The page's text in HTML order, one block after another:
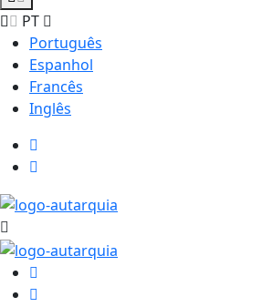
PT
Português
Espanhol
Francês
Inglês